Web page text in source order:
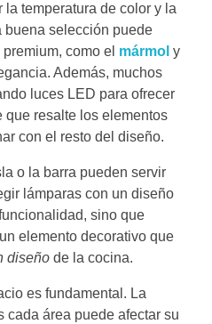
la temperatura de color y la
buena selección puede
como el mármol y
Además, muchos
luces LED para ofrecer
resalte los elementos
con el resto del diseño.
o la barra pueden servir
lámparas con un diseño
sino que
elemento decorativo que
diseño de la cocina.
es fundamental. La
cada área puede afectar su